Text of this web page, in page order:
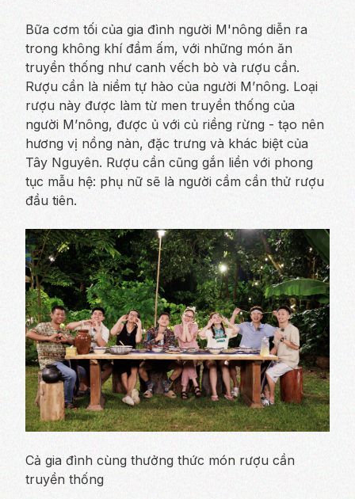
Bữa cơm tối của gia đình người M'nông diễn ra
trong không khí đầm ấm, với những món ăn
truyền thống như canh vếch bò và rượu cần.
Rượu cần là niềm tự hào của người M’nông. Loại
rượu này được làm từ men truyền thống của
người M’nông, được ủ với củ riềng rừng - tạo nên
hương vị nồng nàn, đặc trưng và khác biệt của
Tây Nguyên. Rượu cần cũng gắn liền với phong
tục mẫu hệ: phụ nữ sẽ là người cầm cần thử rượu
đầu tiên.
Cả gia đình cùng thưởng thức món rượu cần
truyền thống